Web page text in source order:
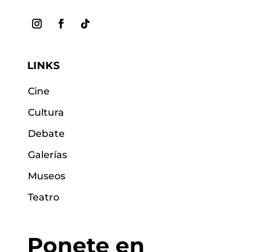
LINKS
Cine
Cultura
Debate
Galerías
Museos
Teatro
Ponete en